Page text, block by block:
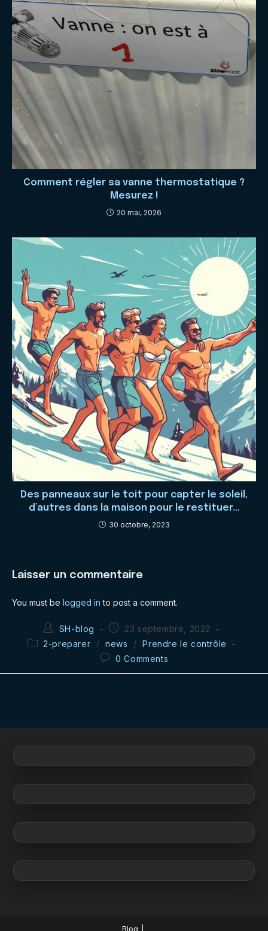
Comment régler sa vanne thermostatique ?
Mesurez !
20 mai, 2026
Des panneaux sur le toit pour capter le soleil,
d’autres dans la maison pour le restituer…
30 octobre, 2023
Laisser un commentaire
You must be logged in to post a comment.
Post
author:
SH-blog
Post
published:
23 septembre, 2022
Post2-preparer / news /
Prendre le contrôle
Post0 Comments
Blog